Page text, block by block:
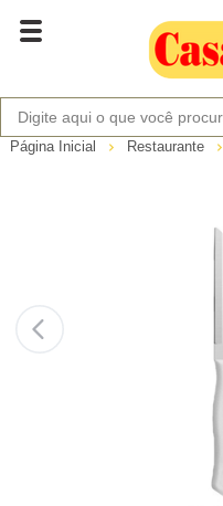
Página Inicial Restaurante